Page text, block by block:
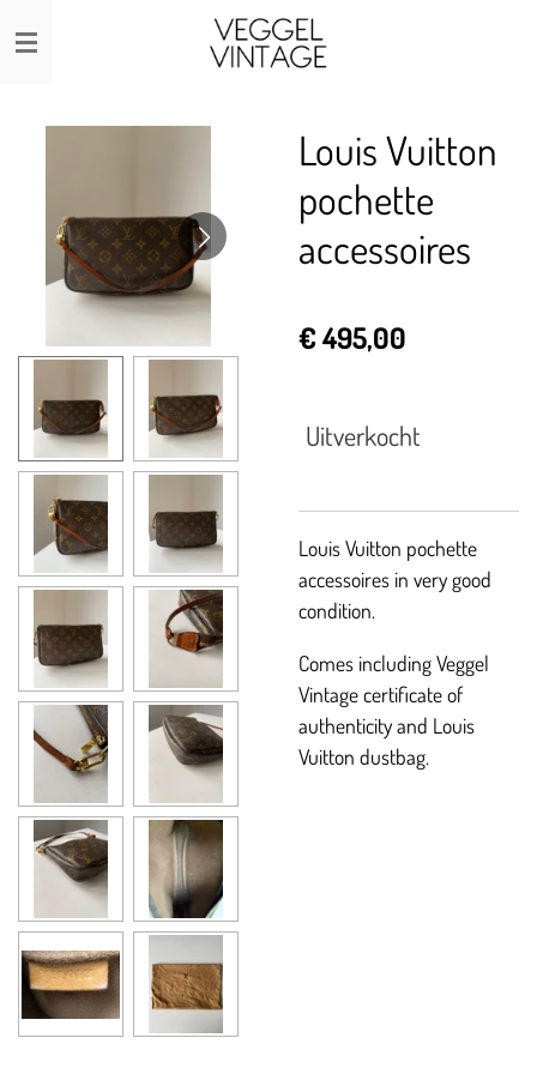
Ga
direct
Louis Vuitton
pochette
accessoires
€ 495,00
Uitverkocht
Louis Vuitton pochette
accessoires in very good
condition.
Comes including Veggel
Vintage certificate of
authenticity and Louis
Vuitton dustbag.